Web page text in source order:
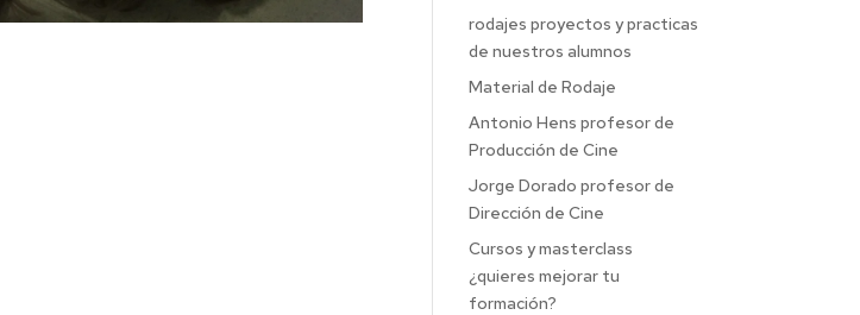
rodajes proyectos y practicas
de nuestros alumnos
Material de Rodaje
Antonio Hens profesor de
Producción de Cine
Jorge Dorado profesor de
Dirección de Cine
Cursos y masterclass
¿quieres mejorar tu
formación?